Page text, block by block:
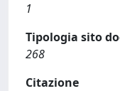
1
Tipologia sito
268
Citazione